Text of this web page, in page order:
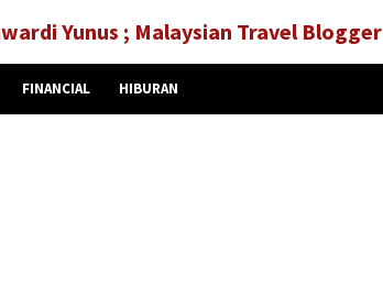
Yunus ; Malaysian Travel Blogger
FINANCIAL HIBURAN